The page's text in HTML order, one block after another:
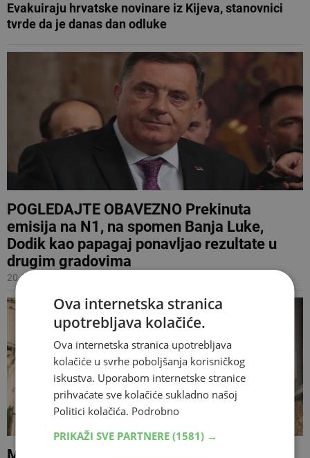
Evakuiraju hrvatske novinare iz Kijeva, stanovnici
tvrde da je danas dan odluke
POGLEDAJTE OBAVEZNO Prekinuta
emisija na N1, na spomen Banja Luke,
Dodik kao papagaj ponavljao rezultate u
drugim gradovima
20.11.2020 09:43
Ova internetska stranica
upotrebljava kolačiće.
Ova internetska stranica upotrebljava
kolačiće u svrhe poboljšanja korisničkog
iskustva. Uporabom internetske stranice
prihvaćate sve kolačiće sukladno našoj
Politici kolačića. Podrobno
PRIKAŽI SVE PARTNERE (1581) →